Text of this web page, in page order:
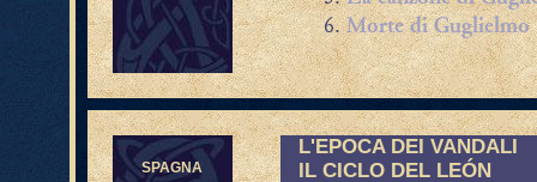
Morte di Guglielmo
SPAGNA
L'EPOCA DEI VANDALI
IL CICLO DEL LEÓN